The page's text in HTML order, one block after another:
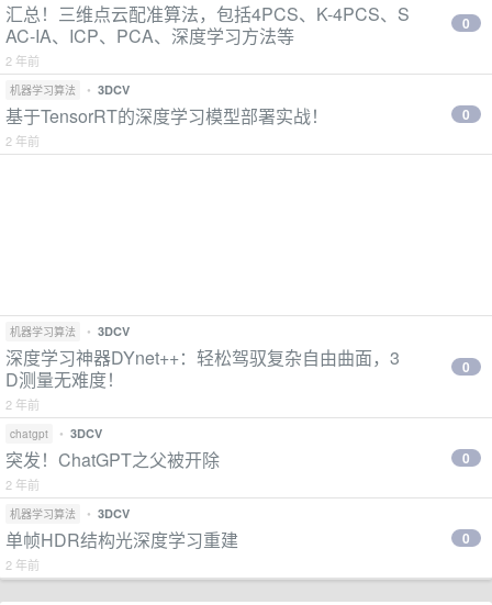
汇总！三维点云配准算法，包括4PCS、K-4PCS、S
AC-IA、ICP、PCA、深度学习方法等
2 年前
0
机器学习算法 • 3DCV
基于TensorRT的深度学习模型部署实战！
2 年前
0
机器学习算法 • 3DCV
深度学习神器DYnet++：轻松驾驭复杂自由曲面，3
D测量无难度！
2 年前
0
chatgpt • 3DCV
突发！ChatGPT之父被开除
2 年前
0
机器学习算法 • 3DCV
单帧HDR结构光深度学习重建
2 年前
0